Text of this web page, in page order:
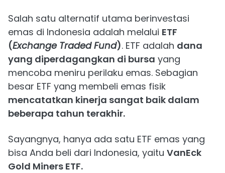
Salah satu alternatif utama berinvestasi
emas di Indonesia adalah melalui ETF
(Exchange Traded Fund). ETF adalah dana
yang diperdagangkan di bursa yang
mencoba meniru perilaku emas. Sebagian
besar ETF yang membeli emas fisik
mencatatkan kinerja sangat baik dalam
beberapa tahun terakhir.
Sayangnya, hanya ada satu ETF emas yang
bisa Anda beli dari Indonesia, yaitu VanEck
Gold Miners ETF.